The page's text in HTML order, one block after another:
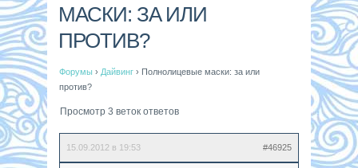
МАСКИ: ЗА ИЛИ
ПРОТИВ?
Форумы › Дайвинг › Полнолицевые маски: за или
против?
Просмотр 3 веток ответов
15.09.2012 в 19:53 #46925